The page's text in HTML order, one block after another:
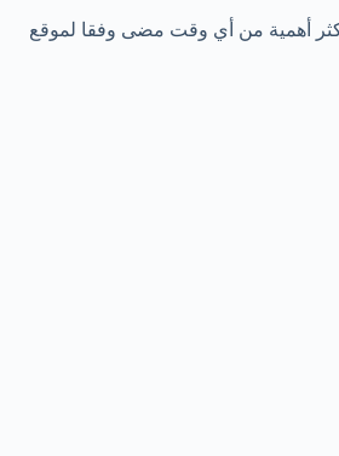
أهمية من أي وقت مضى وفقا لموقع